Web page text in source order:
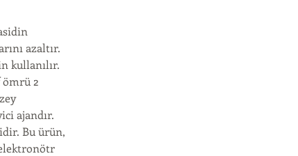
azaltır.
kullanılır.
ömrü 2
ajandır.
Bu ürün,